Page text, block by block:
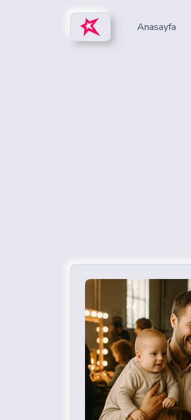
Anasayfa